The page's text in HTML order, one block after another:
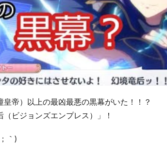
帝）以上の最凶最悪の黒幕がいた！！？
ビジョンズエンプレス）」！
｀)